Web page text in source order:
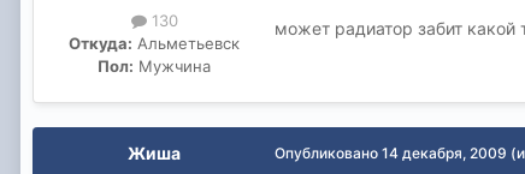
130
Откуда: Альметьевск
Пол: Мужчина
может радиатор забит какой
Жиша Опубликовано 14 декабря, 2009